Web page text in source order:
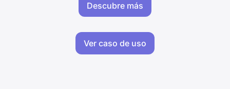
Descubre más
Ver caso de uso